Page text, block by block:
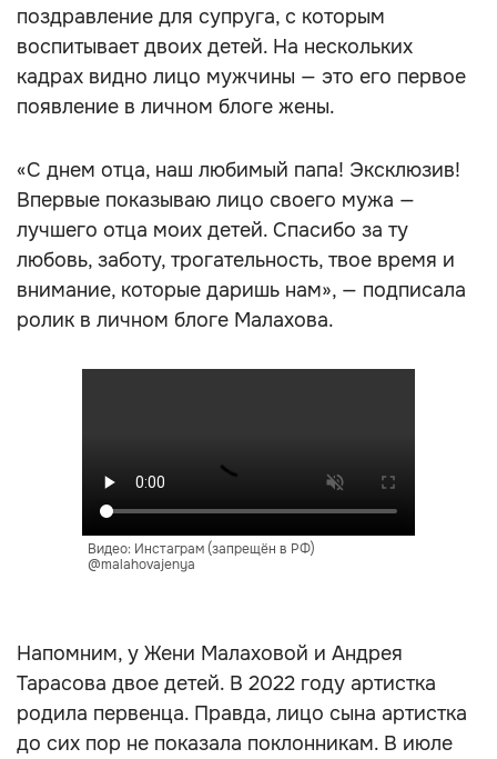
поздравление для супруга, с которым
воспитывает двоих детей. На нескольких
кадрах видно лицо мужчины — это его первое
появление в личном блоге жены.
«С днем отца, наш любимый папа! Эксклюзив!
Впервые показываю лицо своего мужа —
лучшего отца моих детей. Спасибо за ту
любовь, заботу, трогательность, твое время и
внимание, которые даришь нам», — подписала
ролик в личном блоге Малахова.
Видео: Инстаграм (запрещён в РФ)
@malahovajenya
Напомним, у Жени Малаховой и Андрея
Тарасова двое детей. В 2022 году артистка
родила первенца. Правда, лицо сына артистка
до сих пор не показала поклонникам. В июле